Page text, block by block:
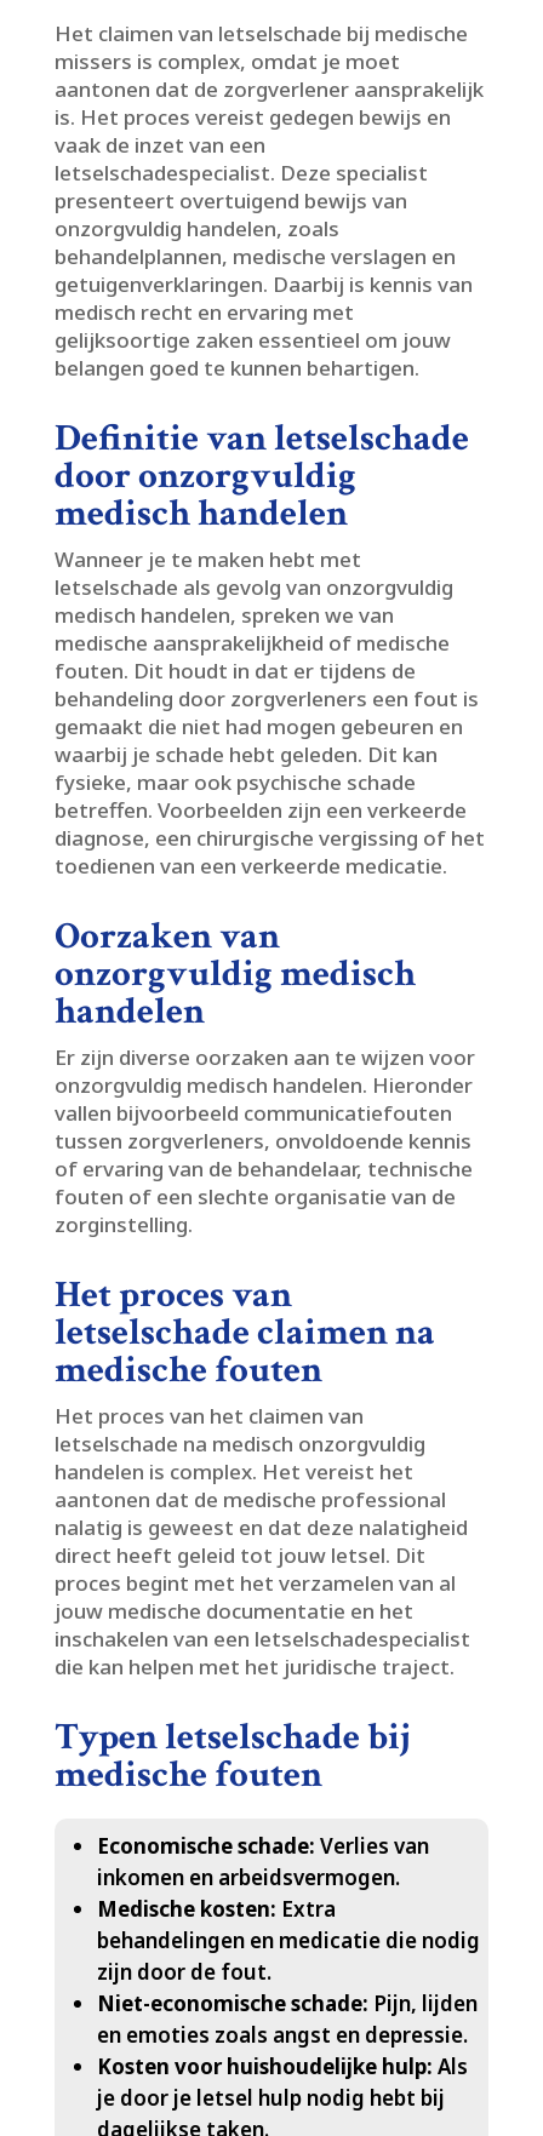
Het claimen van letselschade bij medische
missers is complex, omdat je moet
aantonen dat de zorgverlener aansprakelijk
is.​ Het proces vereist gedegen bewijs en
vaak de inzet van een
letselschadespecialist.​ Deze specialist
presenteert overtuigend bewijs van
onzorgvuldig handelen, zoals
behandelplannen, medische verslagen en
getuigenverklaringen.​ Daarbij is kennis van
medisch recht en ervaring met
gelijksoortige zaken essentieel om jouw
belangen goed te kunnen behartigen.​
Definitie van letselschade
door onzorgvuldig
medisch handelen
Wanneer je te maken hebt met
letselschade als gevolg van onzorgvuldig
medisch handelen, spreken we van
medische aansprakelijkheid of medische
fouten.​ Dit houdt in dat er tijdens de
behandeling door zorgverleners een fout is
gemaakt die niet had mogen gebeuren en
waarbij je schade hebt geleden.​ Dit kan
fysieke, maar ook psychische schade
betreffen.​ Voorbeelden zijn een verkeerde
diagnose, een chirurgische vergissing of het
toedienen van een verkeerde medicatie.​
Oorzaken van
onzorgvuldig medisch
handelen
Er zijn diverse oorzaken aan te wijzen voor
onzorgvuldig medisch handelen.​ Hieronder
vallen bijvoorbeeld communicatiefouten
tussen zorgverleners, onvoldoende kennis
of ervaring van de behandelaar, technische
fouten of een slechte organisatie van de
zorginstelling.​
Het proces van
letselschade claimen na
medische fouten
Het proces van het claimen van
letselschade na medisch onzorgvuldig
handelen is complex.​ Het vereist het
aantonen dat de medische professional
nalatig is geweest en dat deze nalatigheid
direct heeft geleid tot jouw letsel.​ Dit
proces begint met het verzamelen van al
jouw medische documentatie en het
inschakelen van een letselschadespecialist
die kan helpen met het juridische traject.​
Typen letselschade bij
medische fouten
Economische schade: Verlies van
inkomen en arbeidsvermogen.​
Medische kosten: Extra
behandelingen en medicatie die nodig
zijn door de fout.​
Niet-economische schade: Pijn, lijden
en emoties zoals angst en depressie.​
Kosten voor huishoudelijke hulp: Als
je door je letsel hulp nodig hebt bij
dagelijkse taken.​